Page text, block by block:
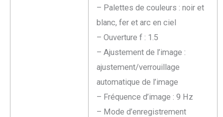
– Palettes de couleurs : noir et
blanc, fer et arc en ciel
– Ouverture f : 1.5
– Ajustement de l’image :
ajustement/verrouillage
automatique de l’image
– Fréquence d’image : 9 Hz
– Mode d’enregistrement